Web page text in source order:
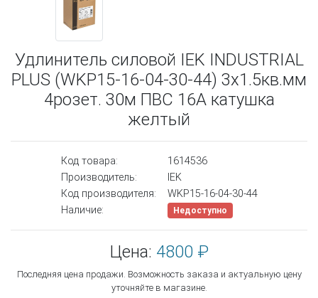
Удлинитель силовой IEK INDUSTRIAL
PLUS (WKP15-16-04-30-44) 3x1.5кв.мм
4розет. 30м ПВС 16A катушка
желтый
Код товара:
1614536
Производитель:
IEK
Код производителя:
WKP15-16-04-30-44
Наличие:
Недоступно
Цена: 4800 ₽
Последняя цена продажи. Возможность заказа и актуальную цену
уточняйте в магазине.